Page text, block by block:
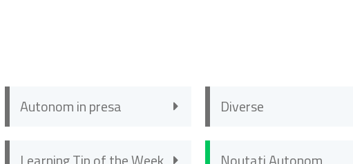
Autonom in presa Diverse